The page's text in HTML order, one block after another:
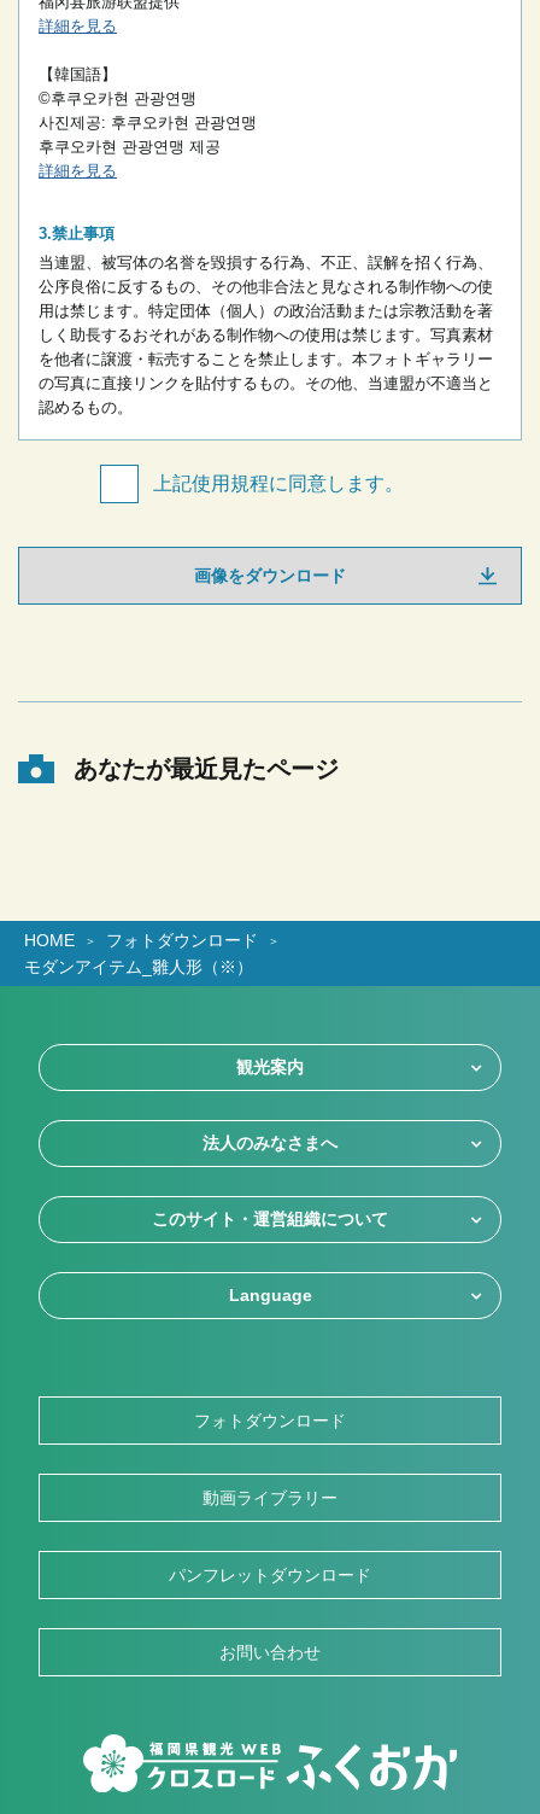
詳細を見る
【韓国語】
©후쿠오카현 관광연맹
사진제공: 후쿠오카현 관광연맹
후쿠오카현 관광연맹 제공
詳細を見る
禁止事項
当連盟、被写体の名誉を毀損する行為、不正、誤解を招く行為、
公序良俗に反するもの、その他非合法と見なされる制作物への使
用は禁じます。 特定団体（個人）の政治活動または宗教活動を著
しく助長するおそれがある制作物への使用は禁じます。 写真素材
を他者に譲渡・転売することを禁止します。 本フォトギャラリー
の写真に直接リンクを貼付するもの。 その他、当連盟が不適当と
認めるもの。
上記使用規程に同意します。
画像をダウンロード
あなたが最近見たページ
HOME
フォトダウンロード
モダンアイテム_雛人形（※）
観光案内
法人のみなさまへ
このサイト・運営組織について
Language
フォトダウンロード
動画ライブラリー
パンフレットダウンロード
お問い合わせ